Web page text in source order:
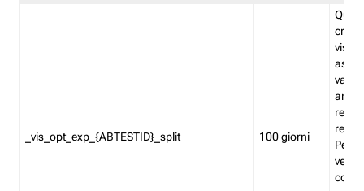
_vis_opt_exp_{ABTESTID}_split 100 giorni